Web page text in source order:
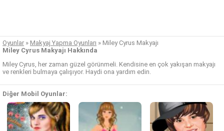
Oyunlar » Makyaj Yapma Oyunları » Miley Cyrus Makyajı
Miley Cyrus Makyajı Hakkında
Miley Cyrus, her zaman güzel görünmeli. Kendisine en çok yakışan makyajı
ve renkleri bulmaya çalışıyor. Haydi ona yardım edin.
Diğer Mobil Oyunlar: